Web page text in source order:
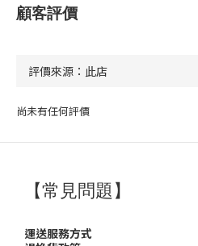
顧客評價
尚未有任何評價
【常見問題】
運送服務方式